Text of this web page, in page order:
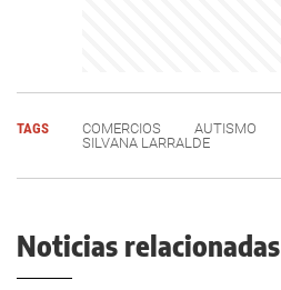
TAGS COMERCIOS AUTISMO
SILVANA LARRALDE
Noticias relacionadas